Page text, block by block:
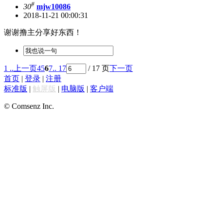
30# mjw10086
2018-11-21 00:00:31
谢谢撸主分享好东西！
1 ..上一页4567.. 17 / 17 页
下一页
首页
登录
注册
标准版
触屏版 电脑版 客户端
© Comsenz Inc.